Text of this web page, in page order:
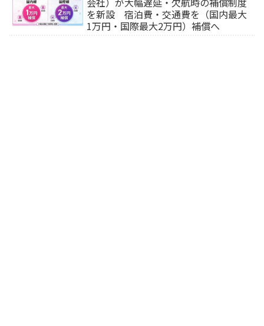
を新設 宿泊費・交通費を（国内最大
1万円・国際最大2万円）補償へ